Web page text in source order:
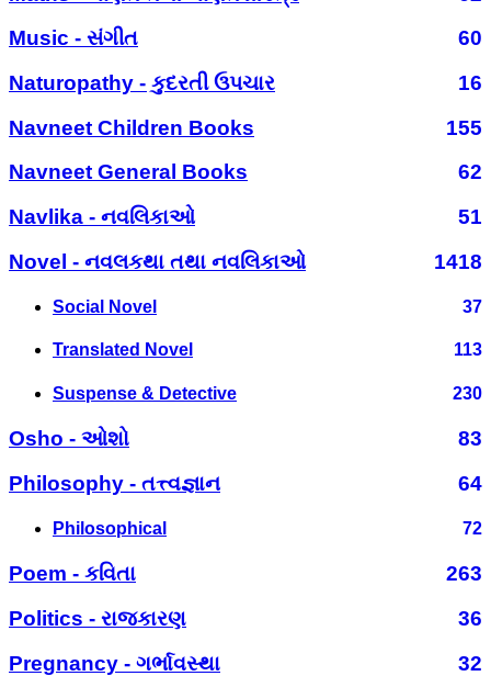
Music - સંગીત
60
Naturopathy - કુદરતી ઉપચાર
16
Navneet Children Books
155
Navneet General Books
62
Navlika - નવલિકાઓ
51
Novel - નવલકથા તથા નવલિકાઓ
1418
Social Novel 37
Translated Novel 113
Suspense & Detective 230
Osho - ઓશો
83
Philosophy - તત્ત્વજ્ઞાન
64
Philosophical 72
Poem - કવિતા
263
Politics - રાજકારણ
36
Pregnancy - ગર્ભાવસ્થા
32